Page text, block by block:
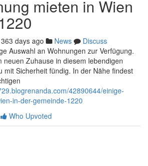
mieten in Wien
363 days ago News
Discuss
Auswahl an Wohnungen zur Verfügung.
neuen Zuhause in diesem lebendigen
mit Sicherheit fündig. In der Nähe findest
42890644/einige-
in-der-gemeinde-1220
Who Upvoted